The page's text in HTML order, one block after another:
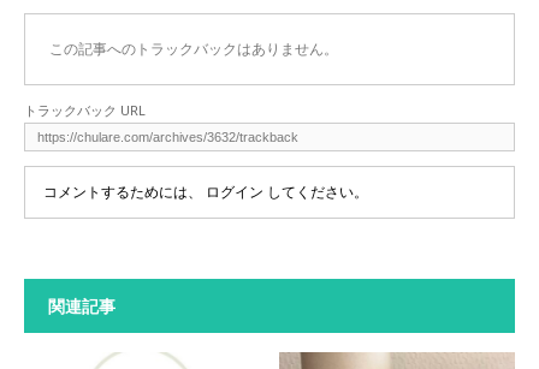
この記事へのトラックバックはありません。
トラックバック URL
コメントするためには、 ログイン してください。
関連記事